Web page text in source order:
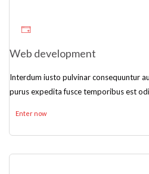
Web development
Interdum iusto pulvinar consequuntur
purus expedita fusce temporibus est
Enter now